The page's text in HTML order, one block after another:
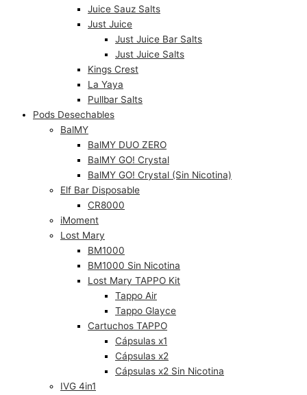
Juice Sauz Salts
Just Juice
Just Juice Bar Salts
Just Juice Salts
Kings Crest
La Yaya
Pullbar Salts
Pods Desechables
BalMY
BalMY DUO ZERO
BalMY GO! Crystal
BalMY GO! Crystal (Sin Nicotina)
Elf Bar Disposable
CR8000
iMoment
Lost Mary
BM1000
BM1000 Sin Nicotina
Lost Mary TAPPO Kit
Tappo Air
Tappo Glayce
Cartuchos TAPPO
Cápsulas x1
Cápsulas x2
Cápsulas x2 Sin Nicotina
IVG 4in1